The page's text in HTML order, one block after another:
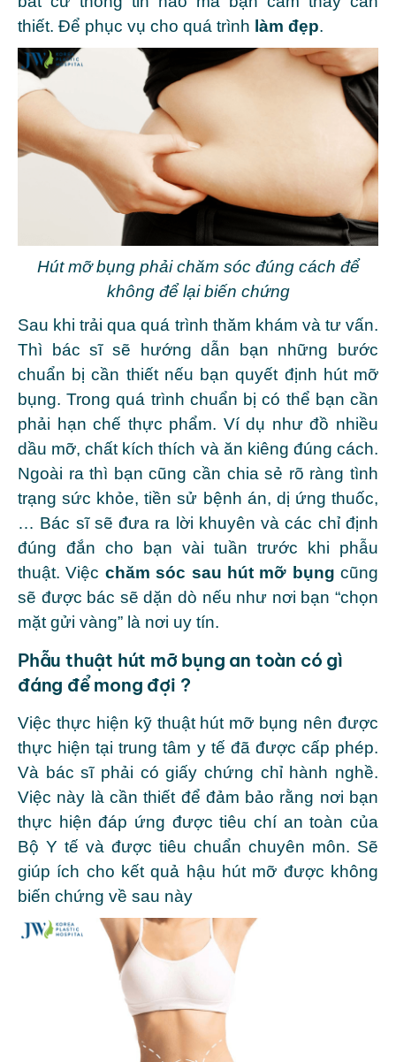
thiết. Để phục vụ cho quá trình làm đẹp.
Hút mỡ bụng phải chăm sóc đúng cách để
không để lại biến chứng
Sau khi trải qua quá trình thăm khám và tư vấn.
Thì bác sĩ sẽ hướng dẫn bạn những bước
chuẩn bị cần thiết nếu bạn quyết định hút mỡ
bụng. Trong quá trình chuẩn bị có thể bạn cần
phải hạn chế thực phẩm. Ví dụ như đồ nhiều
dầu mỡ, chất kích thích và ăn kiêng đúng cách.
Ngoài ra thì bạn cũng cần chia sẻ rõ ràng tình
trạng sức khỏe, tiền sử bệnh án, dị ứng thuốc,
… Bác sĩ sẽ đưa ra lời khuyên và các chỉ định
đúng đắn cho bạn vài tuần trước khi phẫu
thuật. Việc chăm sóc sau hút mỡ bụng cũng
sẽ được bác sẽ dặn dò nếu như nơi bạn “chọn
mặt gửi vàng” là nơi uy tín.
Phẫu thuật hút mỡ bụng an toàn có gì
đáng để mong đợi ?
Việc thực hiện kỹ thuật hút mỡ bụng nên được
thực hiện tại trung tâm y tế đã được cấp phép.
Và bác sĩ phải có giấy chứng chỉ hành nghề.
Việc này là cần thiết để đảm bảo rằng nơi bạn
thực hiện đáp ứng được tiêu chí an toàn của
Bộ Y tế và được tiêu chuẩn chuyên môn. Sẽ
giúp ích cho kết quả hậu hút mỡ được không
biến chứng về sau này